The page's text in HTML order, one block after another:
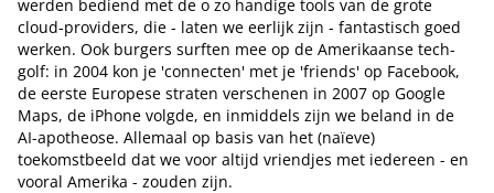
werden bediend met de o zo handige tools van de grote
cloud-providers, die - laten we eerlijk zijn - fantastisch goed
werken. Ook burgers surften mee op de Amerikaanse tech-
golf: in 2004 kon je 'connecten' met je 'friends' op Facebook,
de eerste Europese straten verschenen in 2007 op Google
Maps, de iPhone volgde, en inmiddels zijn we beland in de
AI-apotheose. Allemaal op basis van het (naïeve)
toekomstbeeld dat we voor altijd vriendjes met iedereen - en
vooral Amerika - zouden zijn.